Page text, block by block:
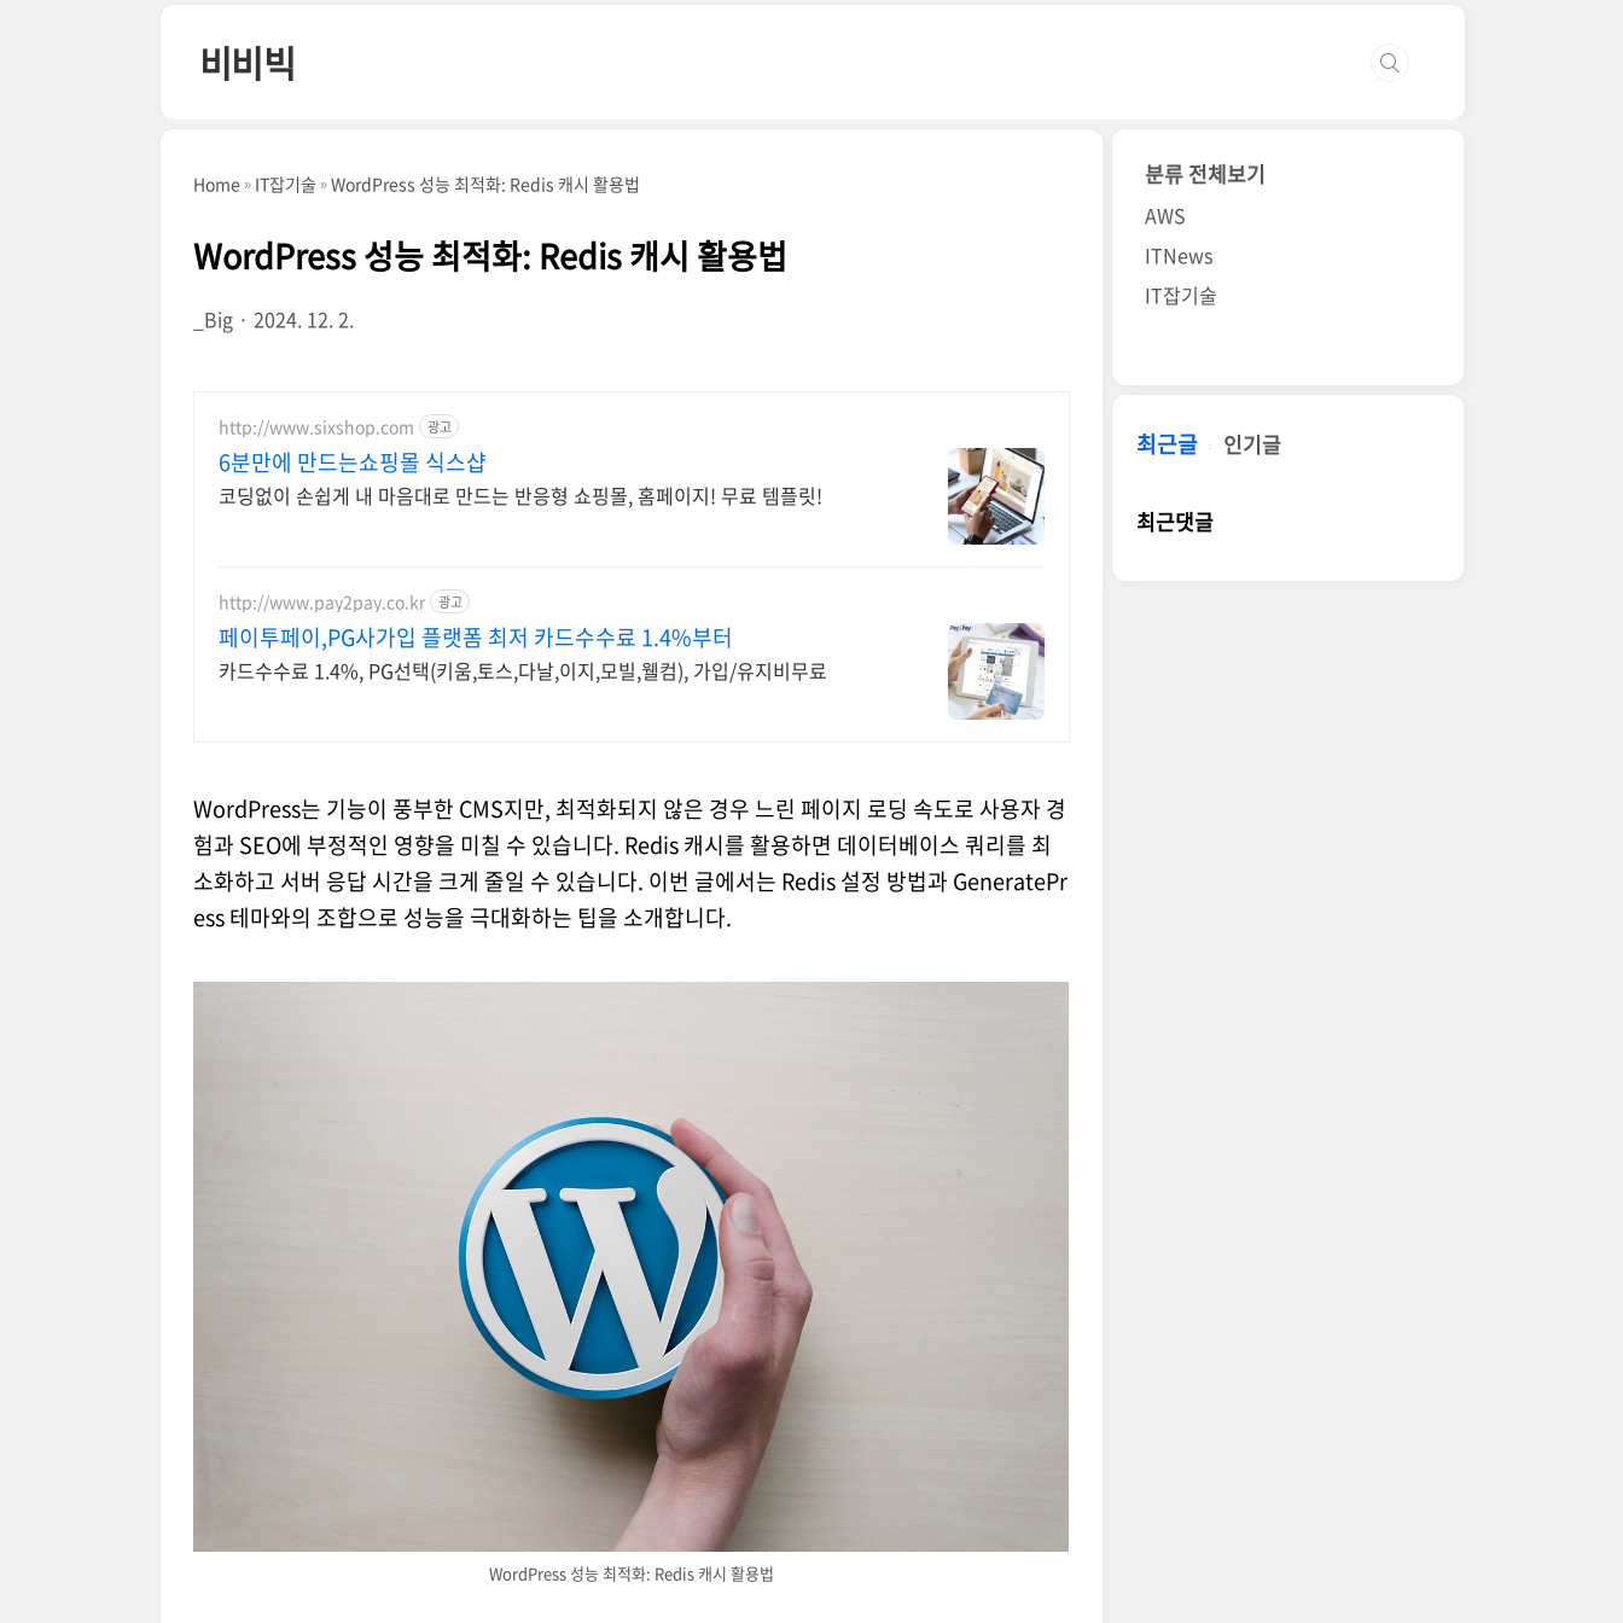
비비빅
Home IT잡기술 WordPress 성능 최적화: Redis 캐시 활용법
WordPress 성능 최적화: Redis 캐시 활용법
_Big 2024. 12. 2.
http://www.sixshop.com 광고
6분만에 만드는쇼핑몰 식스샵
코딩없이 손쉽게 내 마음대로 만드는 반응형 쇼핑몰, 홈페이지! 무료 템플릿!
http://www.pay2pay.co.kr 광고
페이투페이,PG사가입 플랫폼 최저 카드수수료 1.4%부터
카드수수료 1.4%, PG선택(키움,토스,다날,이지,모빌,웰컴), 가입/유지비무료
WordPress는 기능이 풍부한 CMS지만, 최적화되지 않은 경우 느린 페이지 로딩 속도로 사용자 경
험과 SEO에 부정적인 영향을 미칠 수 있습니다. Redis 캐시를 활용하면 데이터베이스 쿼리를 최
소화하고 서버 응답 시간을 크게 줄일 수 있습니다. 이번 글에서는 Redis 설정 방법과 GeneratePr
ess 테마와의 조합으로 성능을 극대화하는 팁을 소개합니다.
WordPress 성능 최적화: Redis 캐시 활용법
분류 전체보기
AWS
ITNews
IT잡기술
최근글 인기글
최근댓글